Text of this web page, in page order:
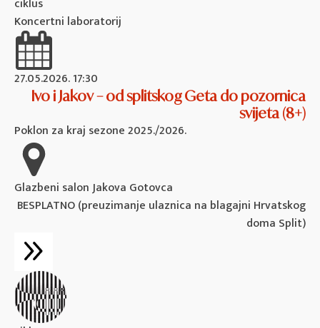
ciklus
Koncertni laboratorij
27.05.2026. 17:30
Ivo i Jakov – od splitskog Geta do pozornica
svijeta (8+)
Poklon za kraj sezone 2025./2026.
Glazbeni salon Jakova Gotovca
BESPLATNO (preuzimanje ulaznica na blagajni Hrvatskog
doma Split)